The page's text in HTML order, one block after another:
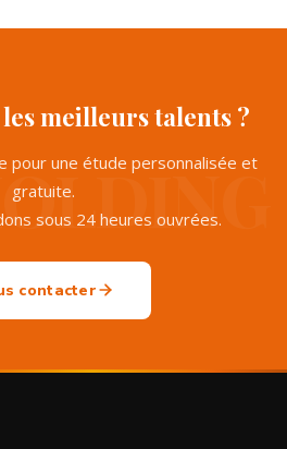
meilleurs talents ?
pour une étude personnalisée et
gratuite.
sous 24 heures ouvrées.
contacter